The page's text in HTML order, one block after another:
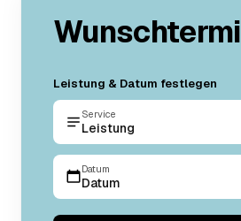
Leistung & Datum festlegen
Service
Leistung
Datum
Datum